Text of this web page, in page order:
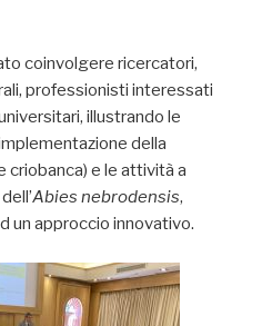
coinvolgere ricercatori,
professionisti interessati
illustrando le
della
criobanca) e le attività a
Abies nebrodensis,
un approccio innovativo.